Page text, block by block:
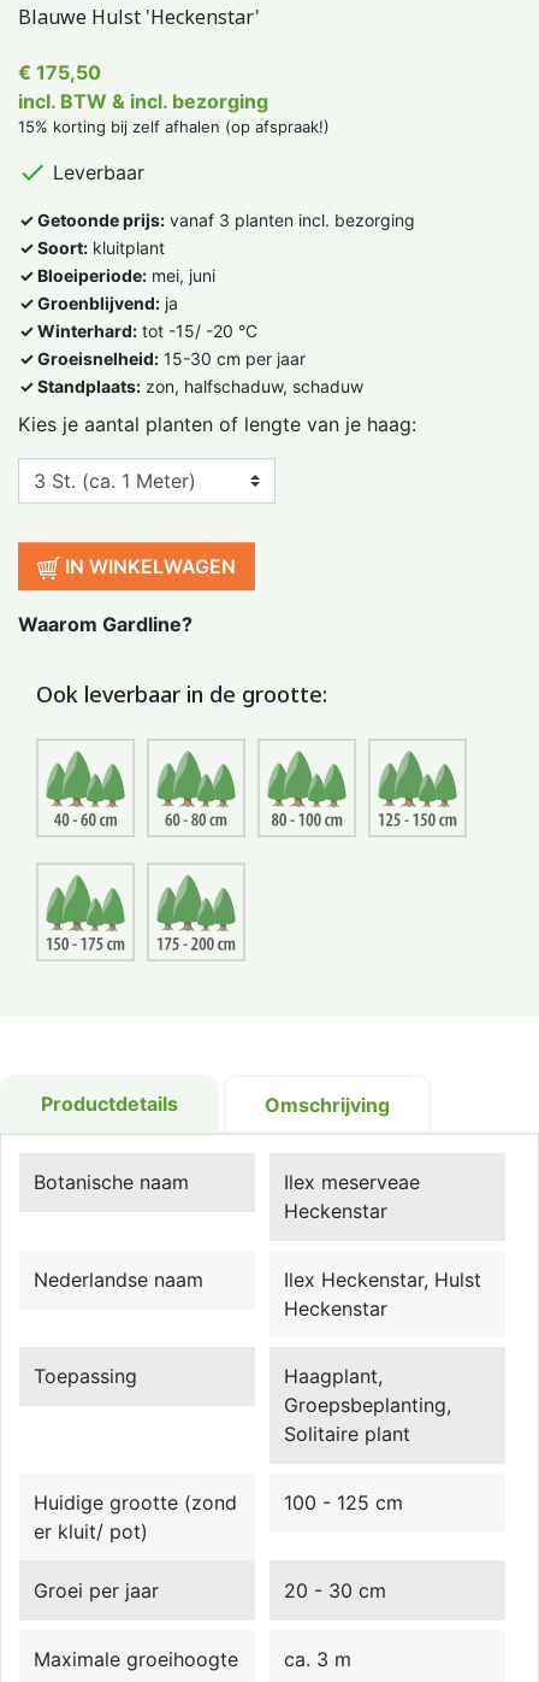
Blauwe Hulst 'Heckenstar'
€ 175,50
incl. BTW & incl. bezorging
15% korting bij zelf afhalen (op afspraak!)
 Leverbaar
✓ Getoonde prijs: vanaf 3 planten incl. bezorging
✓ Soort: kluitplant
✓ Bloeiperiode: mei, juni
✓ Groenblijvend: ja
✓ Winterhard: tot -15/ -20 °C
✓ Groeisnelheid: 15-30 cm per jaar
✓ Standplaats: zon, halfschaduw, schaduw
Kies je aantal planten of lengte van je haag:
IN WINKELWAGEN
Waarom Gardline?
Ook leverbaar in de grootte:
Productdetails Omschrijving
Botanische naam
Ilex meserveae
Heckenstar
Nederlandse naam
Ilex Heckenstar, Hulst
Heckenstar
Toepassing
Haagplant,
Groepsbeplanting,
Solitaire plant
Huidige grootte (zond
er kluit/ pot)
100 - 125 cm
Groei per jaar 20 - 30 cm
Maximale groeihoogte ca. 3 m